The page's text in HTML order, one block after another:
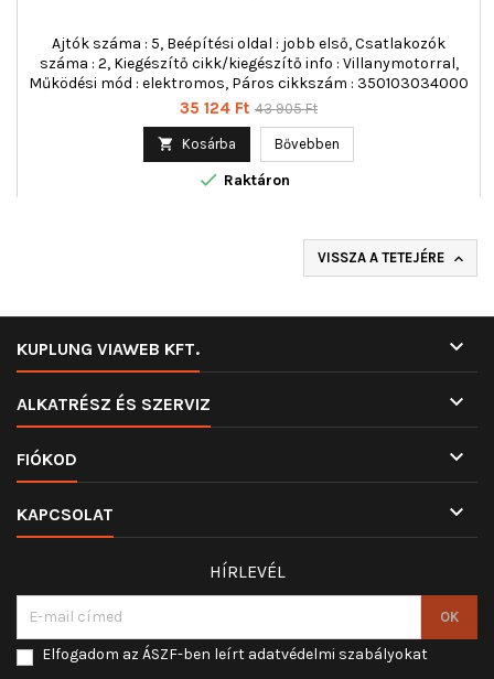
Ajtók száma : 5, Beépítési oldal : jobb első, Csatlakozók
száma : 2, Kiegészítő cikk/kiegészítő info : Villanymotorral,
Működési mód : elektromos, Páros cikkszám : 350103034000
Ár
35 124 Ft Normál
43 905 Ft
 Kosárba Bővebben
 Raktáron
VISSZA A TETEJÉRE 
KUPLUNG VIAWEB KFT. 
ALKATRÉSZ ÉS SZERVIZ 
FIÓKOD 
KAPCSOLAT 
HÍRLEVÉL
Elfogadom az ÁSZF-ben leírt adatvédelmi szabályokat